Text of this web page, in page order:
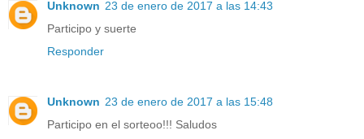
Unknown 23 de enero de 2017 a las 14:43
Participo y suerte
Responder
Unknown 23 de enero de 2017 a las 15:48
Participo en el sorteoo!!! Saludos